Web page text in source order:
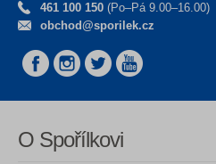
461 100 150 (Po–Pá 9.00–16.00)
obchod@sporilek.cz
O Spořílkovi